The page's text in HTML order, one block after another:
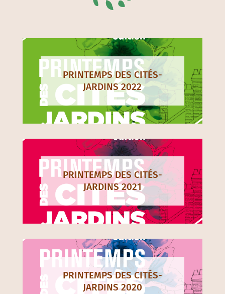
PRINTEMPS DES CITÉS-
JARDINS 2022
PRINTEMPS DES CITÉS-
JARDINS 2021
PRINTEMPS DES CITÉS-
JARDINS 2020